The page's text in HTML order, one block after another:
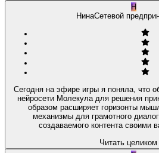
Н
НинаСетевой
Сегодня на эфире игры я поняла, что
нейросети Молекула для решения
образом расширяет горизонты
механизмы для грамотного
создаваемого контента
Читать целиком